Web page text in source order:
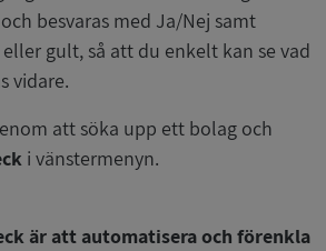
besvaras med Ja/Nej samt
gult, så att du enkelt kan se vad
vidare.
att söka upp ett bolag och
i vänstermenyn.
är att automatisera och förenkla